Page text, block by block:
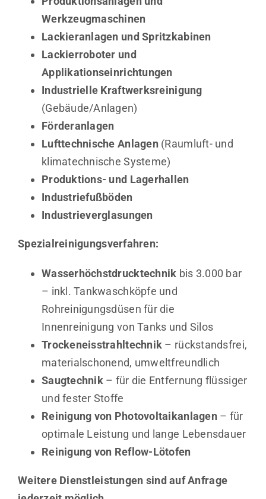
Werkzeugmaschinen
Lackieranlagen und Spritzkabinen
Lackierroboter und
Applikationseinrichtungen
Industrielle Kraftwerksreinigung
(Gebäude/Anlagen)
Förderanlagen
Lufttechnische Anlagen (Raumluft- und
klimatechnische Systeme)
Produktions- und Lagerhallen
Industriefußböden
Industrieverglasungen
Spezialreinigungsverfahren:
Wasserhöchstdrucktechnik bis 3.000 bar
– inkl. Tankwaschköpfe und
Rohreinigungsdüsen für die
Innenreinigung von Tanks und Silos
Trockeneisstrahltechnik – rückstandsfrei,
materialschonend, umweltfreundlich
Saugtechnik– für die Entfernung flüssiger
und fester Stoffe
Reinigung von Photovoltaikanlagen– für
optimale Leistung und lange Lebensdauer
Reinigung von Reflow-Lötofen
Weitere Dienstleistungen sind auf Anfrage